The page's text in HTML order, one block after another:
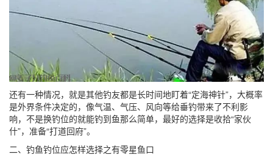
还有一种情况，就是其他钓友都是长时间地盯着“定海神针”，大概率
是外界条件决定的，像气温、气压、风向等给垂钓带来了不利影
响，不是换钓位的就能钓到鱼那么简单，最好的选择是收拾“家伙
什”，准备“打道回府”。
二、钓鱼钓位应怎样选择之有零星鱼口